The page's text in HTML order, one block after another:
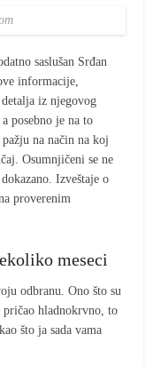
saslušan Srđan
informacije,
iz njegovog
posebno je na to
na način na koj
Osumnjičeni se ne
Izveštaje o
proverenim
meseci
odbranu. Ono što su
hladnokrvno, to
što ja sada vama